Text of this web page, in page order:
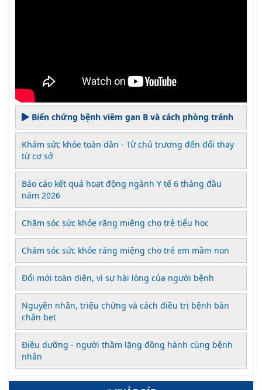
Biến chứng bệnh viêm gan B và cách phòng tránh
Khám sức khỏe toàn dân - Từ chủ trương đến đổi thay
từ cơ sở
Báo cáo kết quả hoạt động ngành Y tế 6 tháng đầu
năm 2026
Chăm sóc sức khỏe răng miệng cho trẻ tiểu học
Chăm sóc sức khỏe răng miệng cho trẻ em mầm non
Đổi mới toàn diện, vì sự hài lòng của người bệnh
Nguyên nhân, triệu chứng và cách điều trị bệnh bàn
chân bẹt
Điều dưỡng - người thầm lặng đồng hành cùng bệnh
nhân